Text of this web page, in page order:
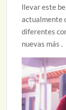
llevar este
actualmente
diferentes
nuevas más .